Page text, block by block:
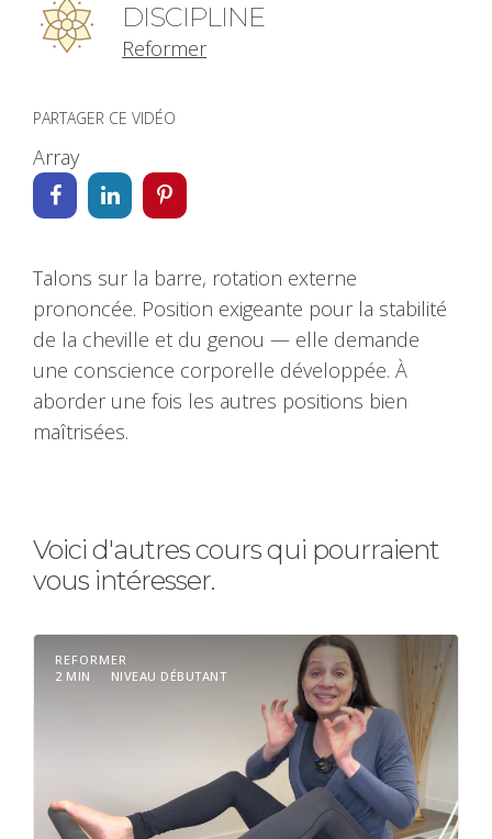
DISCIPLINE
Reformer
PARTAGER CE VIDÉO
Array
Talons sur la barre, rotation externe
prononcée. Position exigeante pour la stabilité
de la cheville et du genou — elle demande
une conscience corporelle développée. À
aborder une fois les autres positions bien
maîtrisées.
Voici d'autres cours qui pourraient
vous intéresser.
REFORMER
2 MIN
NIVEAU DÉBUTANT